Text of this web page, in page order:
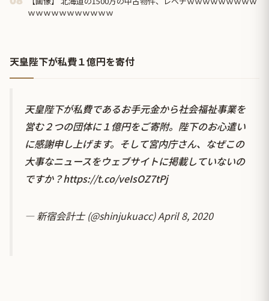
ｗｗｗｗｗｗｗｗｗｗｗ
天皇陛下が私費１億円を寄付
天皇陛下が私費であるお手元金から社会福祉事業を
営む２つの団体に１億円をご寄附。陛下のお心遣い
に感謝申し上げます。そして宮内庁さん、なぜこの
大事なニュースをウェブサイトに掲載していないの
ですか？https://t.co/veIsOZ7tPj
— 新宿会計士 (@shinjukuacc)April 8, 2020